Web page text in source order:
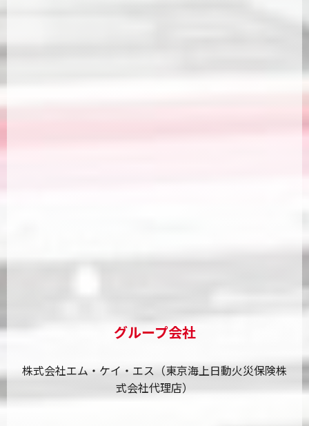
グループ会社
株式会社エム・ケイ・エス（東京海上日動火災保険株
式会社代理店）